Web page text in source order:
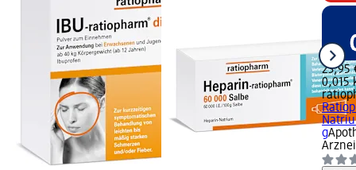
23,95
0,015
g